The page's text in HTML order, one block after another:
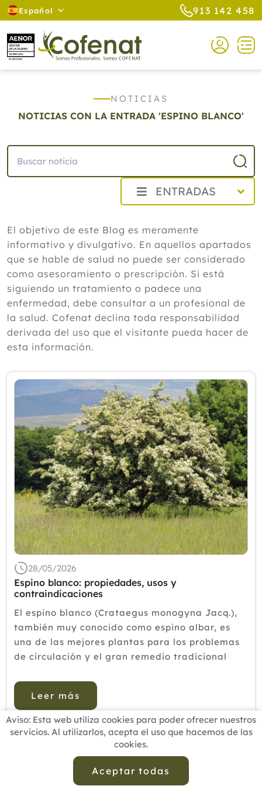
Español 913 142 458
NOTICIAS
NOTICIAS CON LA ENTRADA 'ESPINO BLANCO'
ENTRADAS
Agosto
Cistitis en verano: cinco remedios
naturales para aliviar los síntomas,
según un experto
Julio
Junio
Mayo
Marzo
Enero
2025
2024
2023
2022
2021
2020
2019
2018
2016
2015
2014
2013
2012
El objetivo de este Blog es meramente
informativo y divulgativo. En aquellos apartados
que se hable de salud no puede ser considerado
como asesoramiento o prescripción. Si está
siguiendo un tratamiento o padece una
enfermedad, debe consultar a un profesional de
la salud. Cofenat declina toda responsabilidad
derivada del uso que el visitante pueda hacer de
esta información.
28/05/2026
Espino blanco: propiedades, usos y
contraindicaciones
El espino blanco (Crataegus monogyna Jacq.),
también muy conocido como espino albar, es
una de las mejores plantas para los problemas
de circulación y el gran remedio tradicional
arritmias, de ahí que sea habitual encontrarl...
Leer más
Aviso: Esta web utiliza cookies para poder ofrecer nuestros
servicios. Al utilizarlos, acepta el uso que hacemos de las
cookies.
Aceptar todas
BUSCADOR PROFESIONALES
ESCUELAS RECOMENDADAS
CONTACTO